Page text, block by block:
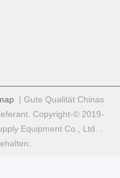
| Gute Qualität Chinas
Copyright-© 2019-
Equipment Co., Ltd. .